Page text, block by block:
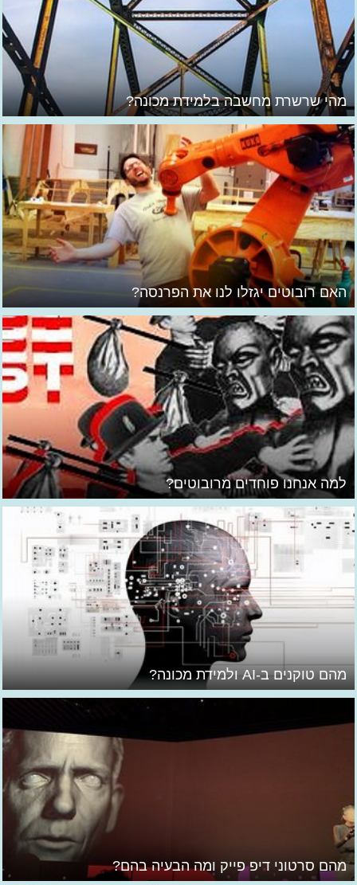
מהי שרשרת מחשבה בלמידת מכונה?
האם רובוטים יגזלו לנו את הפרנסה?
למה אנחנו פוחדים מרובוטים?
מהם טוקנים ב-AI ולמידת מכונה?
מהם סרטוני דיפ פייק ומה הבעיה בהם?